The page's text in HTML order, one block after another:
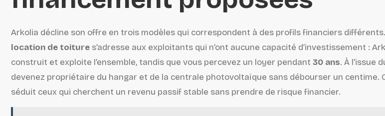
Arkolia décline son offre en trois modèles qui correspondent à des profils financiers
location de toiture s’adresse aux exploitants qui n’ont aucune capacité d’investissement :
construit et exploite l’ensemble, tandis que vous percevez un loyer pendant 30 ans. À l’issue
devenez propriétaire du hangar et de la centrale photovoltaïque sans débourser un centime.
séduit ceux qui cherchent un revenu passif stable sans prendre de risque financier.